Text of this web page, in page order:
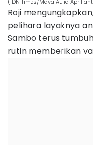
(IDN Times/Maya Aulia
Roji
pelihara layaknya
Sambo terus
rutin memberikan